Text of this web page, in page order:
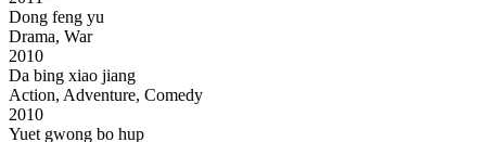
Dong feng yu
Drama, War
2010
Da bing xiao jiang
Action, Adventure, Comedy
2010
Yuet gwong bo hup